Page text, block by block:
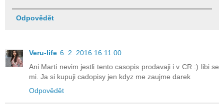
Odpovědět
Veru-life 6. 2. 2016 16:11:00
Ani Marti nevim jestli tento casopis prodavaji i v CR :) libi se
mi. Ja si kupuji cadopisy jen kdyz me zaujme darek
Odpovědět